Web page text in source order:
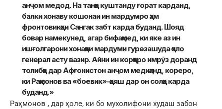
анҷом медод. На танҳо куштанду ғорат карданд,
балки хонаву кошонаи ин мардумро ҳам
фронтовикҳои Сангак забт карда буданд. Шояд
бовар намекунед, агар бифаҳмед, ки яке аз ин
ишғолгарони хонаҳои мардуми гурезашуда ҳоло
генерал асту вазир. Айни ин корҳоро имрӯз доранд
толибҳо дар Афғонистон анҷом медиҳанд, кореро,
ки Раҳмонов ва «боевик»-ҳояш дар он солҳо карда
буданд.»
Раҳмонов , дар ҳоле, ки бо мухолифони худаш забон